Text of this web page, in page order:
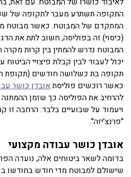
התקופה תשתרע מעבר לתקופה של
המתקדם של המבוטח. כאשר מבוטח
(כיסוי) זה בפוליסה, חשוב לתת את
המבוטח נדרש להמתין בין קרות מקרה
יכול לעבוד לבין קבלת פיצויי הביטוח
תקופה בת כשלושה חודשים (תקופת
כאשר רוכשים פוליסתאובדן כושר
להרחיב את הפוליסה כך שזמן
ויעמוד על שבועיים בלבד. הרחבה זו
"פרנצ'יזה".
אובדן כושר עבודה מקצועי
בדומה לשאר ביטוחים אלה, נועדה
שישולם למבוטח מדי חודש בחודשו